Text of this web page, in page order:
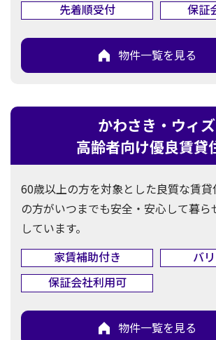
先着順受付
保証
物件一覧を見る
かわさき・ウィズ
高齢者向け優良賃貸
60歳以上の方を対象とした良質な賃
の方がいつまでも安全・安心して暮ら
しています。
家賃補助付き
バ
保証会社利用可
物件一覧を見る